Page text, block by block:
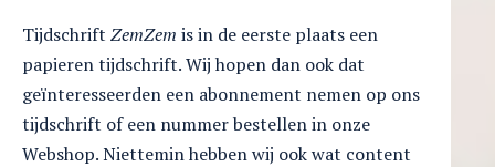
Tijdschrift ZemZem is in de eerste plaats een
papieren tijdschrift. Wij hopen dan ook dat
geïnteresseerden een abonnement nemen op ons
tijdschrift of een nummer bestellen in onze
Webshop. Niettemin hebben wij ook wat content